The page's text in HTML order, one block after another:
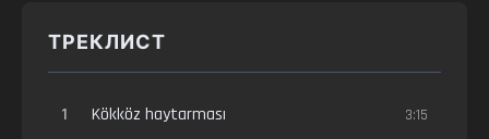
ТРЕКЛИСТ
1 Kökköz haytarması 3:15